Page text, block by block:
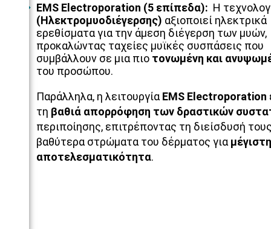
EMS Electroporation (5 επίπεδα): Η
(Ηλεκτρομυοδιέγερσης) αξιοποιεί ηλεκτρικά
ερεθίσματα για την άμεση διέγερση των μυών,
προκαλώντας ταχείες μυϊκές συσπάσεις που
συμβάλλουν σε μια πιο τονωμένη και
του προσώπου.
Παράλληλα, η λειτουργία EMS Electroporation
τη βαθιά απορρόφηση των δραστικών
περιποίησης, επιτρέποντας τη διείσδυσή
βαθύτερα στρώματα του δέρματος για μέγιστη
αποτελεσματικότητα.